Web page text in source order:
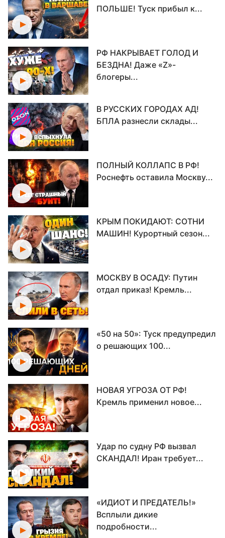
ПОЛЬШЕ! Туск прибыл к...
РФ НАКРЫВАЕТ ГОЛОД И
БЕЗДНА! Даже «Z»-
блогеры...
В РУССКИХ ГОРОДАХ АД!
БПЛА разнесли склады...
ПОЛНЫЙ КОЛЛАПС В РФ!
Роснефть оставила Москву...
КРЫМ ПОКИДАЮТ: СОТНИ
МАШИН! Курортный сезон...
МОСКВУ В ОСАДУ: Путин
отдал приказ! Кремль...
«50 на 50»: Туск предупредил
о решающих 100...
НОВАЯ УГРОЗА ОТ РФ!
Кремль применил новое...
Удар по судну РФ вызвал
СКАНДАЛ! Иран требует...
«ИДИОТ И ПРЕДАТЕЛЬ!»
Всплыли дикие
подробности...